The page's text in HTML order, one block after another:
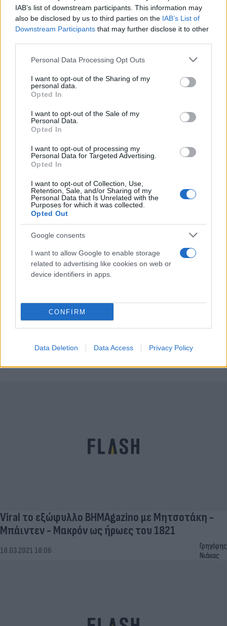
IAB’s list of downstream participants. This information may
also be disclosed by us to third parties on the IAB’s List of
Downstream Participants that may further disclose it to other
Please note that this website/app uses one or more Google
not limited to your visit or usage behaviour. You may click to
grant or deny consent to Google and its third-party tags to
use your data for below specified purposes in below Google
consent section.
Personal Data Processing Opt Outs
I want to opt-out of the Sharing of my
personal data.
Opted In
I want to opt-out of the Sale of my
Personal Data.
Opted In
I want to opt-out of processing my
Personal Data for Targeted Advertising.
Opted In
I want to opt-out of Collection, Use,
Retention, Sale, and/or Sharing of my
Personal Data that Is Unrelated with the
Purposes for which it was collected.
Opted Out
Google consents
I want to allow Google to enable storage
related to advertising like cookies on web or
device identifiers in apps.
CONFIRM
Data Deletion Data Access Privacy Policy
Γαλλία: Υπουργός εξώφυλλο στο Playboy για τα
δικαιώματα των γυναικών
31.03.2023 22:51
ΒΗΜΑgazino: Αυτό είναι το νέο αλλαγμένο
εξώφυλλο για το 1821 μετά το viral στο διαδίκτυο
Παναγιώτης
Αλεξανδρόπουλος
Viral το εξώφυλλο ΒΗΜΑgazino με Μητσοτάκη -
Μπάιντεν - Μακρόν ως ήρωες του 1821
18.03.2021 18:06
Γρηγόρης
Νιάκας